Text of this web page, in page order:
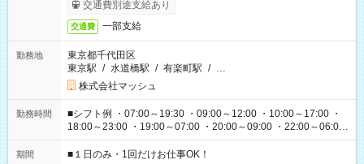
交通費別途支給あり
交通費 一部支給
勤務地
東京都千代田区
東京駅 / 水道橋駅 / 有楽町駅 / …
株式会社マッシュ
勤務時間
■シフト例 ・07:00～19:30 ・09:00～12:00 ・10:00～17:00 ・
18:00～23:00 ・19:00～07:00 ・20:00～09:00 ・22:00～06:00
etc ★最短で3時間で5,120円のお仕事から 15時間で2万円近く稼
げるお仕事も！ ご希望のお時間に合わせてご紹介！ ※シフトは
期間 ■１日のみ・1回だけお仕事OK！